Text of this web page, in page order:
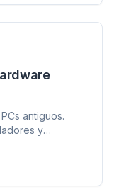
antiguos.
y
caché reducen
webs.